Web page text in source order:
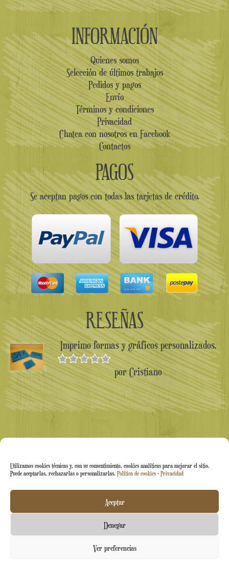
Utilizamos cookies técnicas y, con su consentimiento, cookies analíticas para mejorar el sitio.
Puede aceptarlas, rechazarlas o personalizarlas. Política de cookies - Privacidad
Aceptar
Denegar
Ver preferencias
INFORMACIÓN
Quienes somos
Selección de últimos trabajos
Pedidos y pagos
Envío
Términos y condiciones
Privacidad
Chatea con nosotros en Facebook
Contactos
PAGOS
Se aceptan pagos con todas las tarjetas de crédito.
RESEÑAS
Imprimo formas y gráficos personalizados.
Valorado en
5de 5
por Cristiano
Arti&Inventive ® 2005-2026 | N.º IVA 05070120877 |
Empresa inscrita en el Registro de Artesanos CT-711169 |
Índice Económico-Administrativo (REA) CT-426037
Contáctenos